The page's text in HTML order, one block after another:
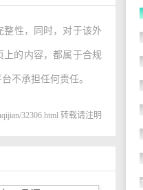
整性，同时，对于该外
上的内容，都属于合规
不承担任何责任。
32306.html 转载请注明